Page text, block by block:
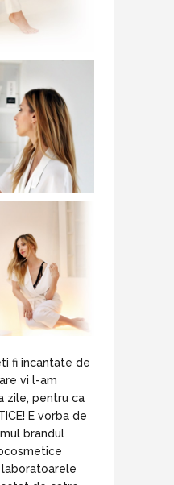
fi incantate de
vi l-am
zile, pentru ca
E vorba de
brandul